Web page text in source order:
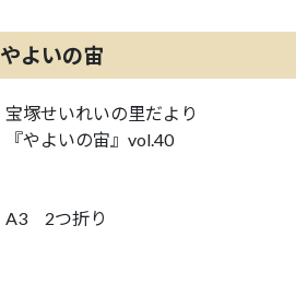
やよいの宙
宝塚せいれいの里だより
『やよいの宙』vol.40
A3 2つ折り